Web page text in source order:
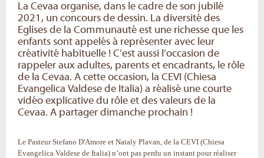
La Cevaa organise, dans le cadre de son jubilé
2021, un concours de dessin. La diversité des
Eglises de la Communauté est une richesse que les
enfants sont appelés à représenter avec leur
créativité habituelle ! C’est aussi l’occasion de
rappeler aux adultes, parents et encadrants, le rôle
de la Cevaa. A cette occasion, la CEVI (Chiesa
Evangelica Valdese de Italia) a réalisé une courte
vidéo explicative du rôle et des valeurs de la
Cevaa. A partager dimanche prochain !
Le Pasteur Stefano D'Amore et Nataly Plavan, de la CEVI (Chiesa
Evangelica Valdese de Italia) n’ont pas perdu un instant pour réaliser